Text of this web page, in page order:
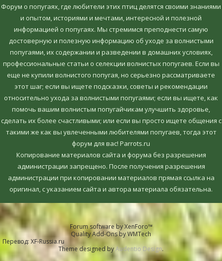
Форум о попугаях, где любители этих птиц делятся своими знаниями
и опытом, историями и мечтами, интересной и полезной
информацией о попугаях. Мы стремимся преподнести самую
достоверную и полезную информацию об уходе за волнистыми
попугаями, их содержании и разведении в домашних условиях,
профессиональные статьи о селекции волнистых попугаев. Если вы
еще не купили волнистого попугая, но серьезно рассматриваете
этот шаг; если вы ищете подсказки, советы и рекомендации
относительно ухода за волнистыми попугаями; если вы ищете, как
помочь вашим волнистым попугайчикам улучшить здоровье,
сделать их более счастливыми; или если вы просто ищете общения с
такими же как вы увлеченными любителями попугаев, тогда этот
форум для вас! Parrots.ru
Копирование материалов сайта и форума без разрешения
администрации запрещено. После получения разрешения
администрации при копировании материалов прямая ссылка на
оригинал, c указанием сайта и автора материала обязательна.
Forum software by XenForo™
Quality Add-Ons by WMTech
Перевод: XF-Russia.ru
Theme designed byAudentio Design.